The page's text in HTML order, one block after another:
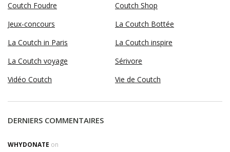
Coutch Foudre
Coutch Shop
Jeux-concours
La Coutch Bottée
La Coutch in Paris
La Coutch inspire
La Coutch voyage
Sérivore
Vidéo Coutch
Vie de Coutch
DERNIERS COMMENTAIRES
WHYDONATE on